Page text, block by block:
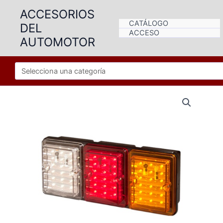
contenido
ACCESORIOS
DEL
AUTOMOTOR
CATÁLOGO
ACCESO